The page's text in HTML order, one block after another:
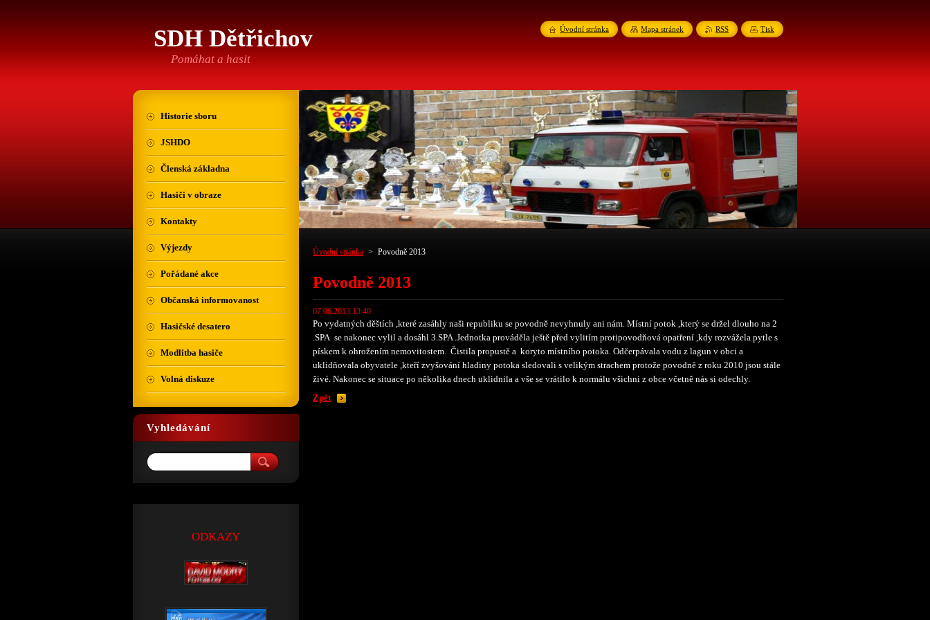
SDH Dětřichov
Pomáhat a hasit
Úvodní stránka > Povodně 2013
Povodně 2013
07.06.2013 13:40
Po vydatných děštích ,které zasáhly naši republiku se povodně nevyhnuly ani nám. Místní potok ,který se držel dlouho na 2
.SPA se nakonec vylil a dosáhl 3.SPA .Jednotka prováděla ještě před vylitím protipovodňová opatření ,kdy rozvážela pytle s
pískem k ohrožením nemovitostem. Čistila propustě a koryto místního potoka. Odčerpávala vodu z lagun v obci a
uklidňovala obyvatele ,kteří zvyšování hladiny potoka sledovali s velikým strachem protože povodně z roku 2010 jsou stále
živé. Nakonec se situace po několika dnech uklidnila a vše se vrátilo k normálu všichni z obce včetně nás si odechly.
Zpět
Historie sboru
JSHDO
Členská základna
Hasiči v obraze
Kontakty
Výjezdy
Pořádané akce
Občanská informovanost
Hasičské desatero
Modlitba hasiče
Volná diskuze
Vyhledávání
ODKAZY
Úvodní stránka Mapa stránek RSS Tisk